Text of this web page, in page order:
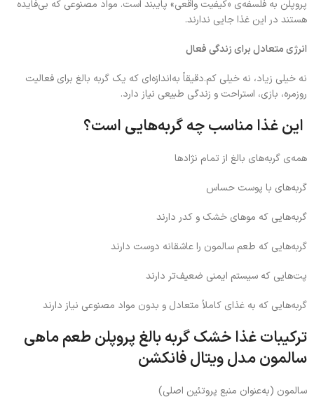
پروپلن به فلسفه‌ی «کیفیت واقعی» پایبند است. مواد مصنوعی که بی‌فایده
هستند در این غذا جایی ندارند.
انرژی متعادل برای زندگی فعال
نه خیلی زیاد، نه خیلی کم.دقیقاً به‌اندازه‌ای که یک گربه بالغ برای فعالیت
روزمره، بازی، استراحت و زندگی طبیعی نیاز دارد.
این غذا مناسب چه گربه‌هایی است؟
همه‌ی گربه‌های بالغ از تمام نژادها
گربه‌های با پوست حساس
گربه‌هایی که موهای خشک و کدر دارند
گربه‌هایی که طعم سالمون را عاشقانه دوست دارند
پت‌هایی که سیستم ایمنی ضعیف‌تر دارند
گربه‌هایی که به غذای کاملاً متعادل و بدون مواد مصنوعی نیاز دارند
ترکیبات غذا خشک گربه بالغ پروپلن طعم ماهی
سالمون مدل ویتال فانکشن
سالمون (به‌عنوان منبع پروتئین اصلی)